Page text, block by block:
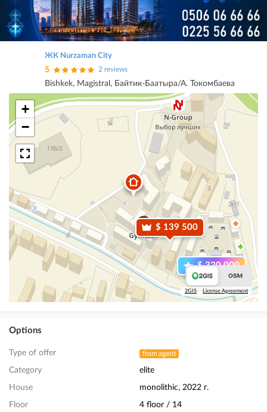
ЖК Nurzaman City
5 2 reviews
Bishkek, Magistral, Байтик-Баатыра/А. Токомбаева
$ 320 000
$ 139 500
+
−
2GIS License Agreement
Options
Type of offer from agent
Category elite
House monolithic, 2022 г.
Floor 4 floor / 14